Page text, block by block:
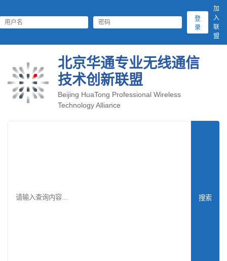
登
录
加
入
联
盟
北京华通专业无线通信
技术创新联盟
Beijing HuaTong Professional Wireless
Technology Alliance
搜索